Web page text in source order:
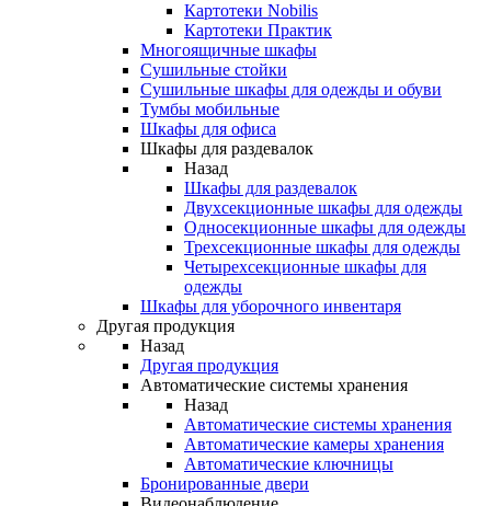
Картотеки Nobilis
Картотеки Практик
Многоящичные шкафы
Сушильные стойки
Сушильные шкафы для одежды и обуви
Тумбы мобильные
Шкафы для офиса
Шкафы для раздевалок
Назад
Шкафы для раздевалок
Двухсекционные шкафы для одежды
Односекционные шкафы для одежды
Трехсекционные шкафы для одежды
Четырехсекционные шкафы для
одежды
Шкафы для уборочного инвентаря
Другая продукция
Назад
Другая продукция
Автоматические системы хранения
Назад
Автоматические системы хранения
Автоматические камеры хранения
Автоматические ключницы
Бронированные двери